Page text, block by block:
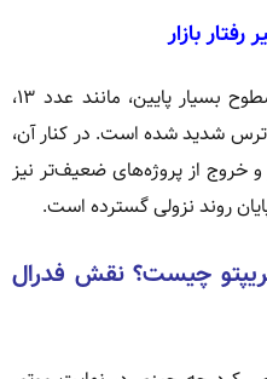
بازار
رسیدن شاخص ترس و طمع به سطوح بسیار پایین، مانند عدد ۱۳،
ترس شدید شده است. در کنار آن،
خروج از پروژه‌های ضعیف‌تر نیز
روند نزولی گسترده است.
چیست؟ نقش فدرال